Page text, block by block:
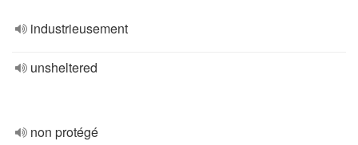
industrieusement
unsheltered
non protégé